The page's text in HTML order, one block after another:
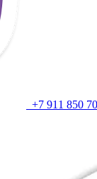
+7 911 850